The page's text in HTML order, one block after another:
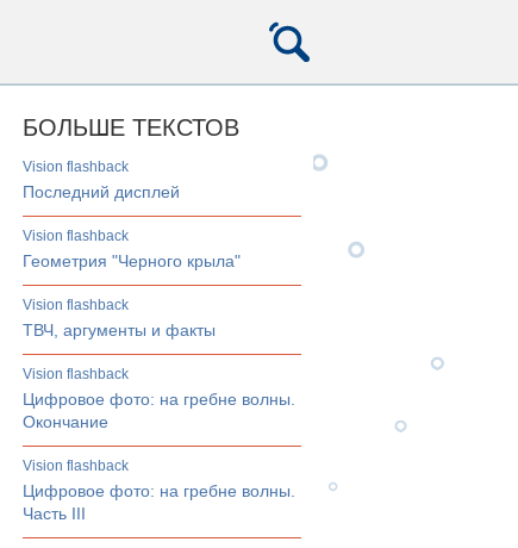
БОЛЬШЕ ТЕКСТОВ
Vision flashback
Последний дисплей
Vision flashback
Геометрия "Черного крыла"
Vision flashback
ТВЧ, аргументы и факты
Vision flashback
Цифровое фото: на гребне волны.
Окончание
Vision flashback
Цифровое фото: на гребне волны.
Часть III